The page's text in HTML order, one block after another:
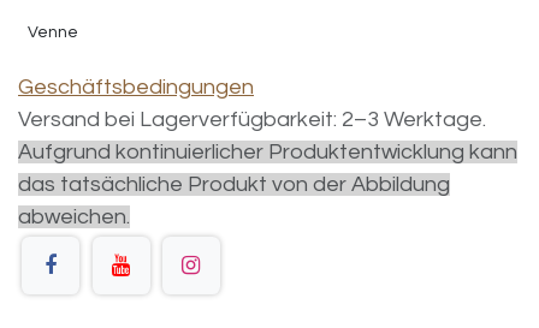
Venne
Geschäftsbedingungen
Versand bei Lagerverfügbarkeit: 2–3 Werktage.
Aufgrund kontinuierlicher Produktentwicklung kann
das tatsächliche Produkt von der Abbildung
abweichen.